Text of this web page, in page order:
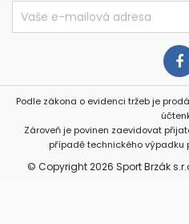
Podle zákona o evidenci tržeb je
Zároveň je povinen zaevidovat
případě technického výpadku
© Copyright 2026 Sport Brzák